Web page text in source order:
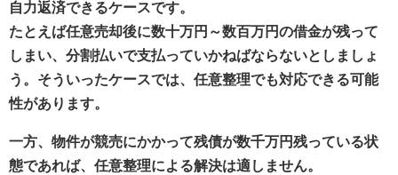
自力返済できるケースです。
たとえば任意売却後に数十万円～数百万円の借金が残って
しまい、分割払いで支払っていかねばならないとしましょ
う。そういったケースでは、任意整理でも対応できる可能
性があります。
一方、物件が競売にかかって残債が数千万円残っている状
態であれば、任意整理による解決は適しません。